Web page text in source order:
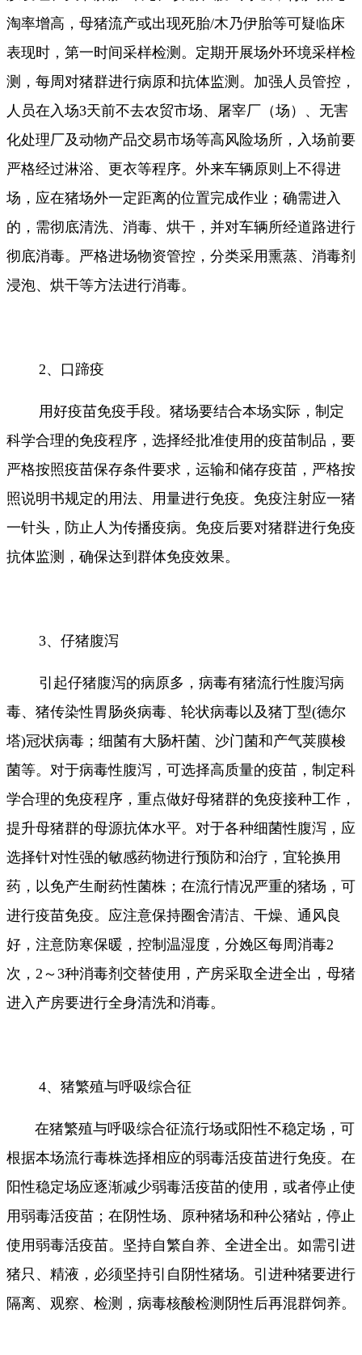
淘率增高，母猪流产或出现死胎/木乃伊胎等可疑临床
表现时，第一时间采样检测。定期开展场外环境采样检
测，每周对猪群进行病原和抗体监测。加强人员管控，
人员在入场3天前不去农贸市场、屠宰厂（场）、无害
化处理厂及动物产品交易市场等高风险场所，入场前要
严格经过淋浴、更衣等程序。外来车辆原则上不得进
场，应在猪场外一定距离的位置完成作业；确需进入
的，需彻底清洗、消毒、烘干，并对车辆所经道路进行
彻底消毒。严格进场物资管控，分类采用熏蒸、消毒剂
浸泡、烘干等方法进行消毒。
2、口蹄疫
用好疫苗免疫手段。猪场要结合本场实际，制定
科学合理的免疫程序，选择经批准使用的疫苗制品，要
严格按照疫苗保存条件要求，运输和储存疫苗，严格按
照说明书规定的用法、用量进行免疫。免疫注射应一猪
一针头，防止人为传播疫病。免疫后要对猪群进行免疫
抗体监测，确保达到群体免疫效果。
3、仔猪腹泻
引起仔猪腹泻的病原多，病毒有猪流行性腹泻病
毒、猪传染性胃肠炎病毒、轮状病毒以及猪丁型(德尔
塔)冠状病毒；细菌有大肠杆菌、沙门菌和产气荚膜梭
菌等。对于病毒性腹泻，可选择高质量的疫苗，制定科
学合理的免疫程序，重点做好母猪群的免疫接种工作，
提升母猪群的母源抗体水平。对于各种细菌性腹泻，应
选择针对性强的敏感药物进行预防和治疗，宜轮换用
药，以免产生耐药性菌株；在流行情况严重的猪场，可
进行疫苗免疫。应注意保持圈舍清洁、干燥、通风良
好，注意防寒保暖，控制温湿度，分娩区每周消毒2
次，2～3种消毒剂交替使用，产房采取全进全出，母猪
进入产房要进行全身清洗和消毒。
4、猪繁殖与呼吸综合征
在猪繁殖与呼吸综合征流行场或阳性不稳定场，可
根据本场流行毒株选择相应的弱毒活疫苗进行免疫。在
阳性稳定场应逐渐减少弱毒活疫苗的使用，或者停止使
用弱毒活疫苗；在阴性场、原种猪场和种公猪站，停止
使用弱毒活疫苗。坚持自繁自养、全进全出。如需引进
猪只、精液，必须坚持引自阴性猪场。引进种猪要进行
隔离、观察、检测，病毒核酸检测阴性后再混群饲养。